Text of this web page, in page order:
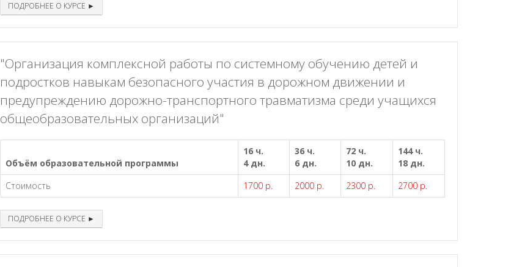
ПОДРОБНЕЕ О КУРСЕ ►
"Организация комплексной работы по системному обучению детей и
подростков навыкам безопасного участия в дорожном движении и
предупреждению дорожно-транспортного травматизма среди учащихся
общеобразовательных организаций"
Объём образовательной программы
16 ч.
4 дн.
36 ч.
6 дн.
72 ч.
10 дн.
144 ч.
18 дн.
Стоимость
1700 р. 2000 р. 2300 р. 2700 р.
ПОДРОБНЕЕ О КУРСЕ ►